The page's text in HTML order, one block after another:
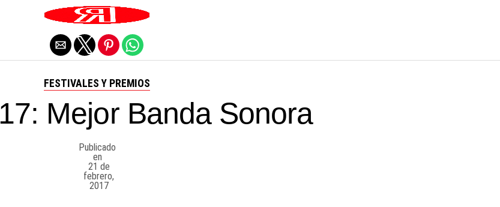
FESTIVALES Y PREMIOS
Mejor Banda Sonora
Publicado
en
21 de
febrero,
2017
Salir de la versión móvil